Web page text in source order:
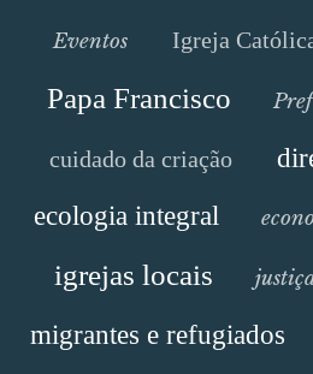
Eventos Igreja
Papa Francisco
cuidado da criação
ecologia integral
igrejas locais
migrantes e refugiados